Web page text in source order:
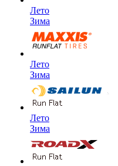
Лето
Зима
Лето
Зима
Лето
Зима